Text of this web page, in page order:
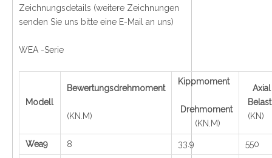
Zeichnungsdetails (weitere Zeichnungen
senden Sie uns bitte eine E-Mail an uns)
WEA -Serie
Modell
Bewertungsdrehmoment
(KN.M)
Kippmoment
Drehmoment
(KN.M)
(KN)
Wea9 8 33.9 550